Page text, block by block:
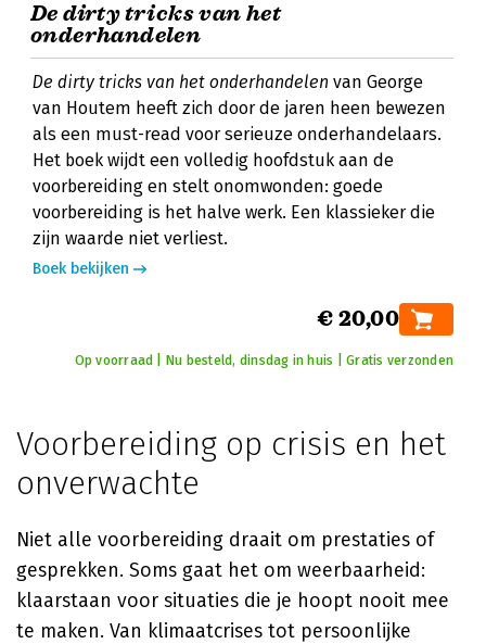
De dirty tricks van het
onderhandelen
De dirty tricks van het onderhandelen van George
van Houtem heeft zich door de jaren heen bewezen
als een must-read voor serieuze onderhandelaars.
Het boek wijdt een volledig hoofdstuk aan de
voorbereiding en stelt onomwonden: goede
voorbereiding is het halve werk. Een klassieker die
zijn waarde niet verliest.
Boek bekijken
€ 20,00
Op voorraad | Nu besteld, dinsdag in huis | Gratis verzonden
Voorbereiding op crisis en het
onverwachte
Niet alle voorbereiding draait om prestaties of
gesprekken. Soms gaat het om weerbaarheid:
klaarstaan voor situaties die je hoopt nooit mee
te maken. Van klimaatcrises tot persoonlijke